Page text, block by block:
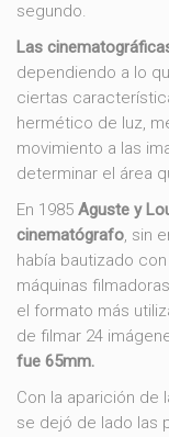
segundo.
Las
dependiendo a lo
ciertas
hermético de luz,
movimiento a las
determinar el área
En 1985 Aguste y
cinematógrafo, sin
había bautizado
máquinas
el formato más
de filmar 24
fue 65mm.
Con la aparición de
se dejó de lado las